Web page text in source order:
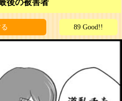
後の被害者
89 Good!!